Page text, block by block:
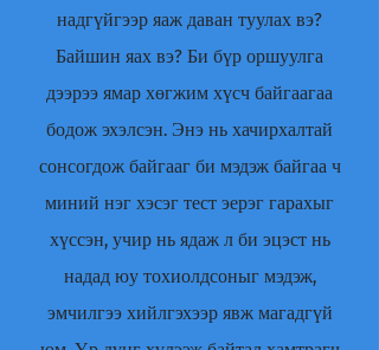
надгүйгээр яаж даван туулах вэ?
Байшин яах вэ? Би бүр оршуулга
дээрээ ямар хөгжим хүсч байгаагаа
бодож эхэлсэн. Энэ нь хачирхалтай
сонсогдож байгааг би мэдэж байгаа ч
миний нэг хэсэг тест эерэг гарахыг
хүссэн, учир нь ядаж л би эцэст нь
надад юу тохиолдсоныг мэдэж,
эмчилгээ хийлгэхээр явж магадгүй